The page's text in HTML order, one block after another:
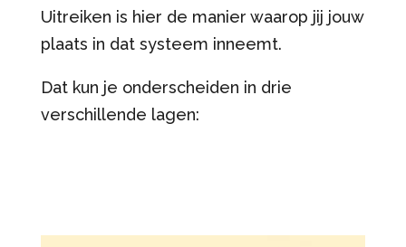
Uitreiken is hier de manier waarop jij jouw
plaats in dat systeem inneemt.
Dat kun je onderscheiden in drie
verschillende lagen: